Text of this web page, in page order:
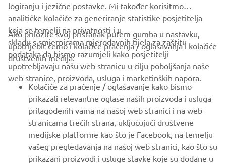
CORPORATE
FOR BUSINESS
MORE YAMAHA
SUPPORT
logiranju i jezične postavke. Mi također korisitmo
analitičke kolačiće za generiranje statistike posjetitelja
koja se temelji na privatnosti i u
skladu s smjernicama mjerodavnih tijela za zaštitu
podataka da bismo razumjeli kako posjetitelji
upotrebljavaju našu web stranicu u cilju poboljšanja naše
web stranice, proizvoda, usluga i marketinških napora.
Ako priložite svoj pristanak putem gumba u nastavku,
upotrijebit ćemo i kolačiće praćenja / oglašavanja i kolačiće
društvenih medija:
Kolačiće za praćenje / oglašavanje kako bismo
prikazali relevantne oglase naših proizvoda i usluga
prilagođenih vama na našoj web stranici i na web
stranicama trećih strana, uključujući društvene
medijske platforme kao što je Facebook, na temelju
vašeg pregledavanja na našoj web stranici, kao što su
prikazani proizvodi i usluge stavke koje su dodane u